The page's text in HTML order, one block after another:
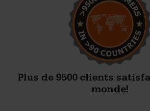
Plus de 9500 clients
monde!